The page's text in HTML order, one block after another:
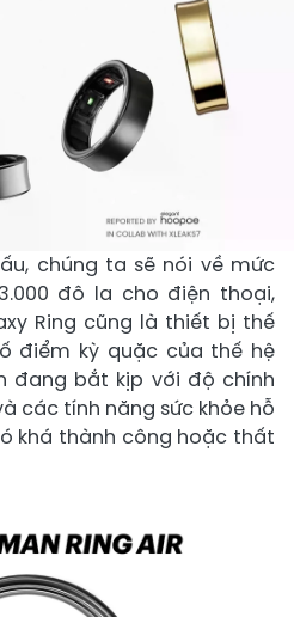
chúng ta sẽ nói về mức
đô la cho điện thoại,
Ring cũng là thiết bị thế
điểm kỳ quặc của thế hệ
đang bắt kịp với độ chính
các tính năng sức khỏe hỗ
khá thành công hoặc thất